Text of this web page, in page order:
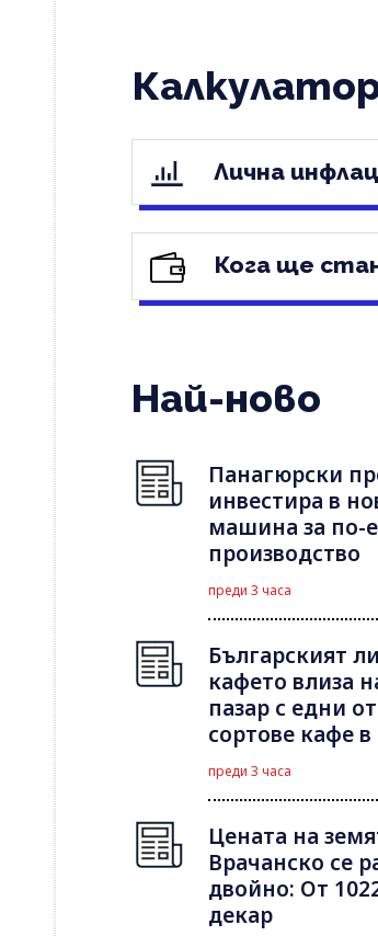
Лична
Кога ще
Най-ново
Панагюрски
инвестира в
машина за по-
производство
преди 3 часа
Българският
кафето влиза
пазар с едни
сортове кафе в
преди 3 часа
Цената на
Врачанско се
двойно: От
декар